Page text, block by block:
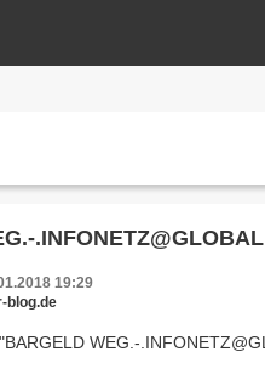
.INFONETZ@GLOBAL
19:29
blog.de